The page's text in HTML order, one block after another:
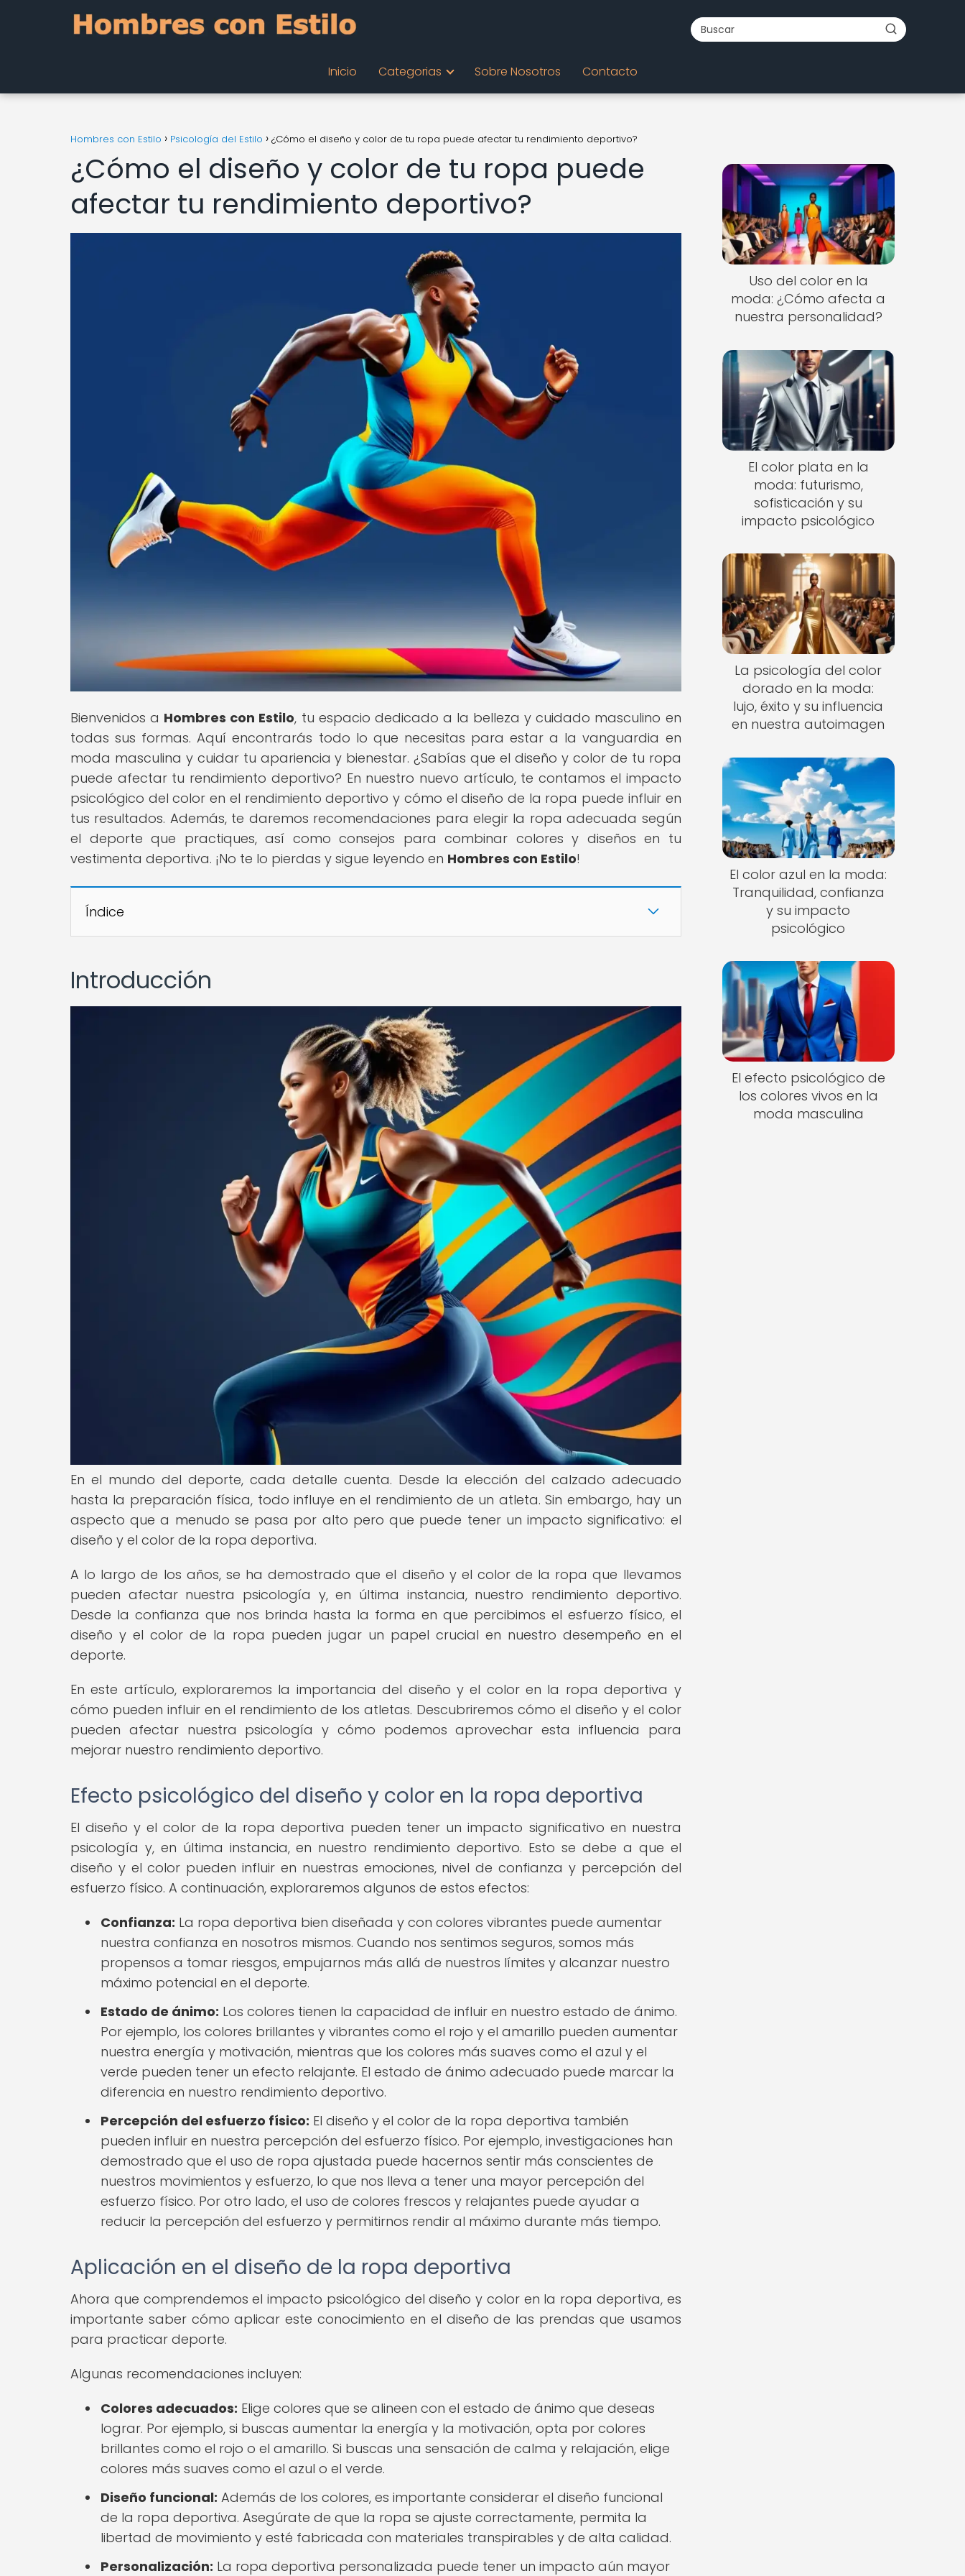
Inicio Categorias Sobre Nosotros Contacto
Hombres con Estilo Psicología del Estilo ¿Cómo el diseño y color de tu ropa puede afectar tu rendimiento deportivo?
¿Cómo el diseño y color de tu ropa puede
afectar tu rendimiento deportivo?
Bienvenidos a Hombres con Estilo, tu espacio dedicado a la belleza y cuidado masculino en
todas sus formas. Aquí encontrarás todo lo que necesitas para estar a la vanguardia en
moda masculina y cuidar tu apariencia y bienestar. ¿Sabías que el diseño y color de tu ropa
puede afectar tu rendimiento deportivo? En nuestro nuevo artículo, te contamos el impacto
psicológico del color en el rendimiento deportivo y cómo el diseño de la ropa puede influir en
tus resultados. Además, te daremos recomendaciones para elegir la ropa adecuada según
el deporte que practiques, así como consejos para combinar colores y diseños en tu
vestimenta deportiva. ¡No te lo pierdas y sigue leyendo en Hombres con Estilo!
Índice
Introducción
En el mundo del deporte, cada detalle cuenta. Desde la elección del calzado adecuado
hasta la preparación física, todo influye en el rendimiento de un atleta. Sin embargo, hay un
aspecto que a menudo se pasa por alto pero que puede tener un impacto significativo: el
diseño y el color de la ropa deportiva.
A lo largo de los años, se ha demostrado que el diseño y el color de la ropa que llevamos
pueden afectar nuestra psicología y, en última instancia, nuestro rendimiento deportivo.
Desde la confianza que nos brinda hasta la forma en que percibimos el esfuerzo físico, el
diseño y el color de la ropa pueden jugar un papel crucial en nuestro desempeño en el
deporte.
En este artículo, exploraremos la importancia del diseño y el color en la ropa deportiva y
cómo pueden influir en el rendimiento de los atletas. Descubriremos cómo el diseño y el color
pueden afectar nuestra psicología y cómo podemos aprovechar esta influencia para
mejorar nuestro rendimiento deportivo.
Efecto psicológico del diseño y color en la ropa deportiva
El diseño y el color de la ropa deportiva pueden tener un impacto significativo en nuestra
psicología y, en última instancia, en nuestro rendimiento deportivo. Esto se debe a que el
diseño y el color pueden influir en nuestras emociones, nivel de confianza y percepción del
esfuerzo físico. A continuación, exploraremos algunos de estos efectos:
Confianza: La ropa deportiva bien diseñada y con colores vibrantes puede aumentar
nuestra confianza en nosotros mismos. Cuando nos sentimos seguros, somos más
propensos a tomar riesgos, empujarnos más allá de nuestros límites y alcanzar nuestro
máximo potencial en el deporte.
Estado de ánimo: Los colores tienen la capacidad de influir en nuestro estado de ánimo.
Por ejemplo, los colores brillantes y vibrantes como el rojo y el amarillo pueden aumentar
nuestra energía y motivación, mientras que los colores más suaves como el azul y el
verde pueden tener un efecto relajante. El estado de ánimo adecuado puede marcar la
diferencia en nuestro rendimiento deportivo.
Percepción del esfuerzo físico: El diseño y el color de la ropa deportiva también
pueden influir en nuestra percepción del esfuerzo físico. Por ejemplo, investigaciones han
demostrado que el uso de ropa ajustada puede hacernos sentir más conscientes de
nuestros movimientos y esfuerzo, lo que nos lleva a tener una mayor percepción del
esfuerzo físico. Por otro lado, el uso de colores frescos y relajantes puede ayudar a
reducir la percepción del esfuerzo y permitirnos rendir al máximo durante más tiempo.
Aplicación en el diseño de la ropa deportiva
Ahora que comprendemos el impacto psicológico del diseño y color en la ropa deportiva, es
importante saber cómo aplicar este conocimiento en el diseño de las prendas que usamos
para practicar deporte.
Algunas recomendaciones incluyen:
Colores adecuados: Elige colores que se alineen con el estado de ánimo que deseas
lograr. Por ejemplo, si buscas aumentar la energía y la motivación, opta por colores
brillantes como el rojo o el amarillo. Si buscas una sensación de calma y relajación, elige
colores más suaves como el azul o el verde.
Diseño funcional: Además de los colores, es importante considerar el diseño funcional
de la ropa deportiva. Asegúrate de que la ropa se ajuste correctamente, permita la
libertad de movimiento y esté fabricada con materiales transpirables y de alta calidad.
Personalización: La ropa deportiva personalizada puede tener un impacto aún mayor
Uso del color en la
moda: ¿Cómo afecta a
nuestra personalidad?
El color plata en la
moda: futurismo,
sofisticación y su
impacto psicológico
La psicología del color
dorado en la moda:
lujo, éxito y su influencia
en nuestra autoimagen
El color azul en la moda:
Tranquilidad, confianza
y su impacto
psicológico
El efecto psicológico de
los colores vivos en la
moda masculina